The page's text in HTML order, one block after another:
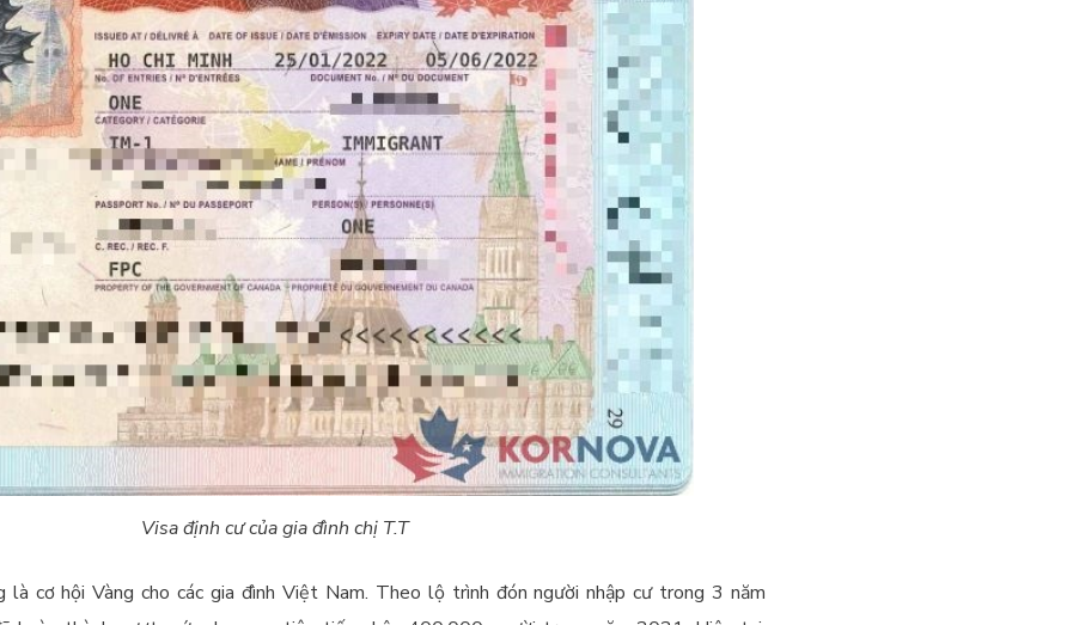
Visa định cư của gia đình chị T.T
là cơ hội Vàng cho các gia đình Việt Nam. Theo lộ trình đón người nhập cư trong 3 năm